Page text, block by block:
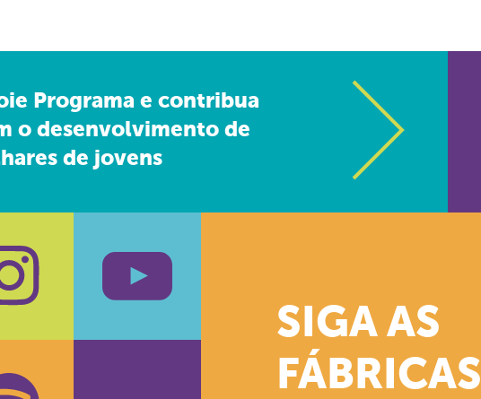
Programa e contribua
o desenvolvimento de
de jovens
SIGA AS
FÁBRICAS